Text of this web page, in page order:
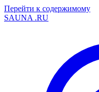
Перейти к содержимому
SAUNA .RU